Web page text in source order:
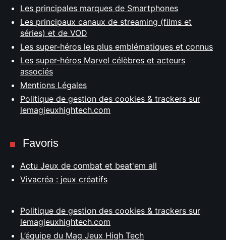
Les principales marques de Smartphones
Les principaux canaux de streaming (films et
séries) et de VOD
Les super-héros les plus emblématiques et connus
Les super-héros Marvel célèbres et acteurs
associés
Mentions Légales
Politique de gestion des cookies & trackers sur
lemagjeuxhightech.com
Favoris
Actu Jeux de combat et beat'em all
Vivacréa : jeux créatifs
Politique de gestion des cookies & trackers sur
lemagjeuxhightech.com
L’équipe du Mag Jeux High Tech